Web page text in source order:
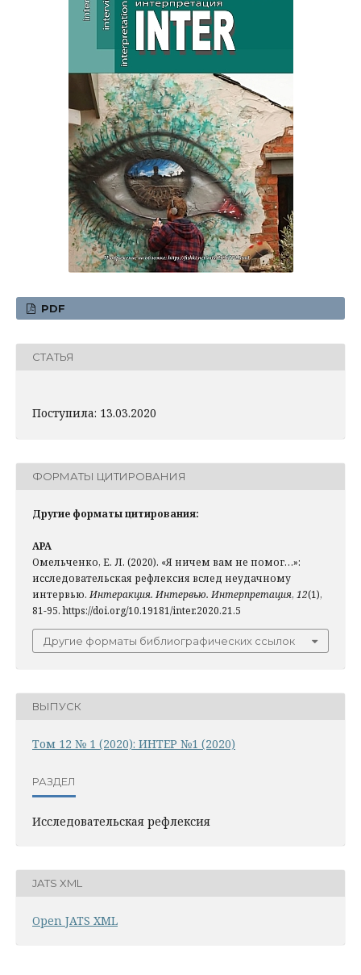
PDF
СТАТЬЯ
Поступила: 13.03.2020
ФОРМАТЫ ЦИТИРОВАНИЯ
Другие форматы цитирования:
APA
Омельченко, Е. Л. (2020). «Я ничем вам не помог…»:
исследовательская рефлексия вслед неудачному
интервью. Интеракция. Интервью. Интерпретация, 12(1),
81-95. https://doi.org/10.19181/inter.2020.21.5
Другие форматы библиографических ссылок
ВЫПУСК
Том 12 № 1 (2020): ИНТЕР №1 (2020)
РАЗДЕЛ
Исследовательская рефлексия
JATS XML
Open JATS XML